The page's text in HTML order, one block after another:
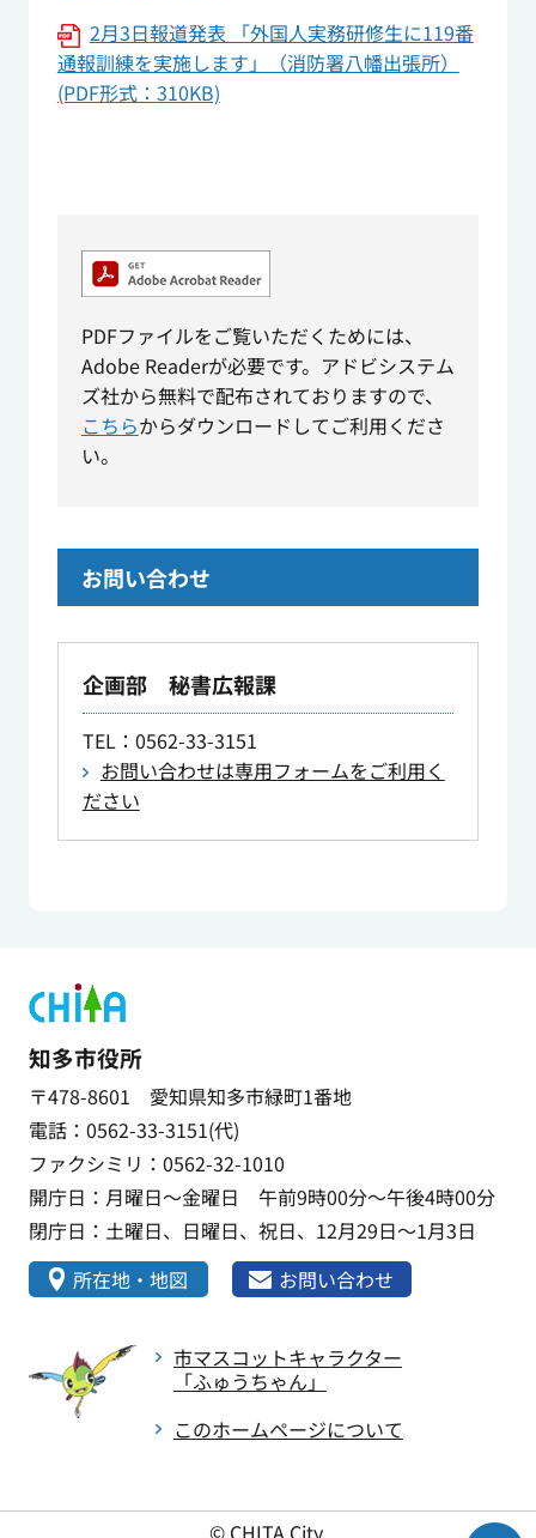
2月3日報道発表 「外国人実務研修生に119番
通報訓練を実施します」（消防署八幡出張所）
(PDF形式：310KB)
PDFファイルをご覧いただくためには、
Adobe Readerが必要です。アドビシステム
ズ社から無料で配布されておりますので、
こちらからダウンロードしてご利用くださ
い。
お問い合わせ
企画部 秘書広報課
TEL：0562-33-3151
お問い合わせは専用フォームをご利用く
ださい
知多市役所
〒478-8601 愛知県知多市緑町1番地
電話：0562-33-3151(代)
ファクシミリ：0562-32-1010
開庁日：月曜日～金曜日 午前9時00分～午後4時00分
閉庁日：土曜日、日曜日、祝日、12月29日～1月3日
所在地・地図
お問い合わせ
市マスコットキャラクター
「ふゅうちゃん」
このホームページについて